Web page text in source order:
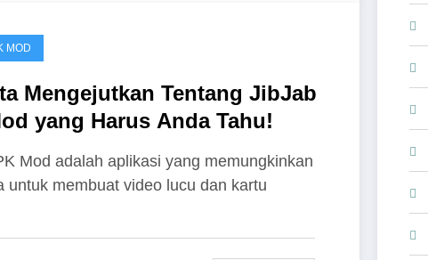
MOD
Mengejutkan Tentang JibJab
yang Harus Anda Tahu!
Mod adalah aplikasi yang memungkinkan
untuk membuat video lucu dan kartu